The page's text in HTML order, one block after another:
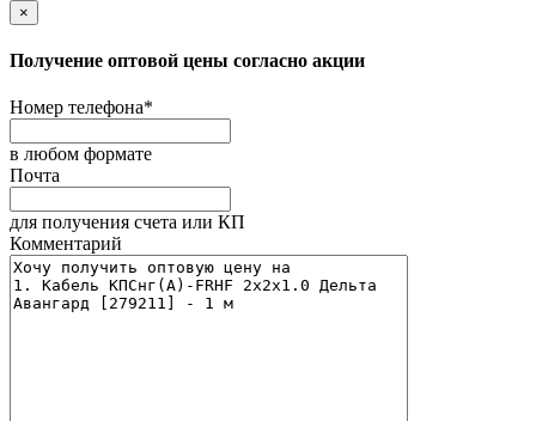
×
Получение оптовой цены согласно акции
Номер телефона*
в любом формате
Почта
для получения счета или КП
Комментарий